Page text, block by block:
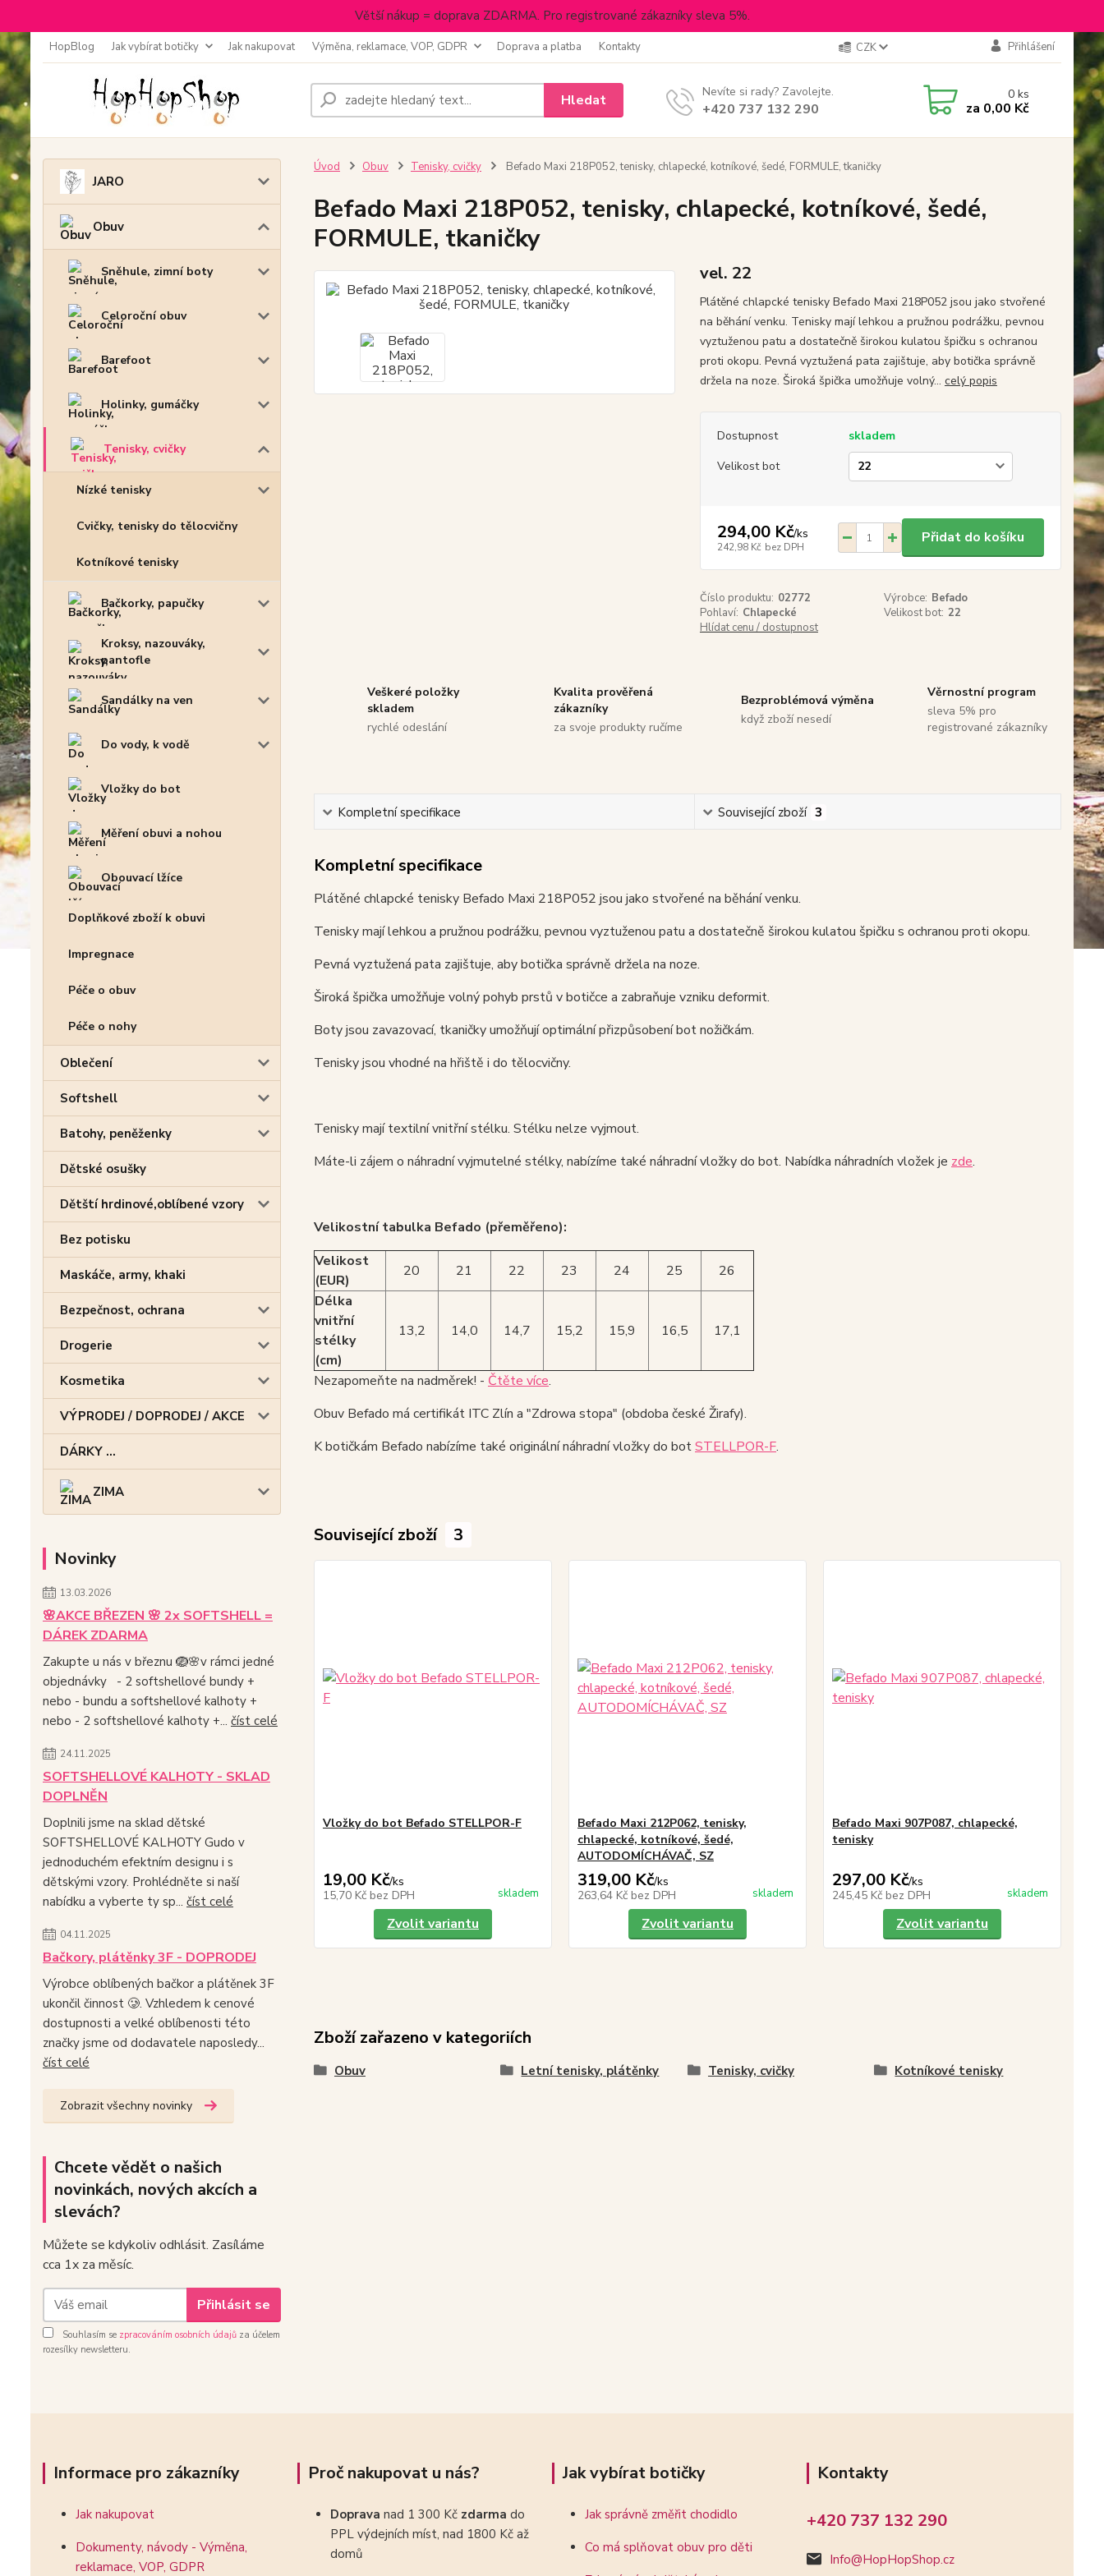
Větší nákup = doprava ZDARMA. Pro registrované zákazníky sleva 5%.
HopBlog Jak vybírat botičky Jak nakupovat Výměna, reklamace, VOP, GDPR Doprava a platba Kontakty CZK Přihlášení
Hledat Nevíte si rady? Zavolejte.
+420 737 132 290
0ks
za 0,00 Kč
JARO
Obuv
Sněhule, zimní boty
Celoroční obuv
Barefoot
Holinky, gumáčky
Tenisky, cvičky
Nízké tenisky
Cvičky, tenisky do tělocvičny
Kotníkové tenisky
Bačkorky, papučky
Kroksy, nazouváky,
pantofle
Sandálky na ven
Do vody, k vodě
Vložky do bot
Měření obuvi a nohou
Obouvací lžíce
Doplňkové zboží k obuvi
Impregnace
Péče o obuv
Péče o nohy
Oblečení
Softshell
Batohy, peněženky
Dětské osušky
Dětští hrdinové,oblíbené vzory
Bez potisku
Maskáče, army, khaki
Bezpečnost, ochrana
Drogerie
Kosmetika
VÝPRODEJ / DOPRODEJ / AKCE
DÁRKY ...
ZIMA
Novinky
13.03.2026
🌸AKCE BŘEZEN 🌸 2x SOFTSHELL =
DÁREK ZDARMA
Zakupte u nás v březnu 🪺🌸v rámci jedné
objednávky - 2 softshellové bundy +
nebo - bundu a softshellové kalhoty +
nebo - 2 softshellové kalhoty +... číst celé
24.11.2025
SOFTSHELLOVÉ KALHOTY - SKLAD
DOPLNĚN
Doplnili jsme na sklad dětské
SOFTSHELLOVÉ KALHOTY Gudo v
jednoduchém efektním designu i s
dětskými vzory. Prohlédněte si naší
nabídku a vyberte ty sp... číst celé
04.11.2025
Bačkory, plátěnky 3F - DOPRODEJ
Výrobce oblíbených bačkor a plátěnek 3F
ukončil činnost 🥲. Vzhledem k cenové
dostupnosti a velké oblíbenosti této
značky jsme od dodavatele naposledy...
číst celé
Zobrazit všechny novinky
Chcete vědět o našich
novinkách, nových akcích a
slevách?
Můžete se kdykoliv odhlásit. Zasíláme
cca 1x za měsíc.
Přihlásit se
Souhlasím se zpracováním osobních údajů za účelem
rozesílky newsletteru.
Úvod Obuv Tenisky, cvičky Befado Maxi 218P052, tenisky, chlapecké, kotníkové, šedé, FORMULE, tkaničky
Befado Maxi 218P052, tenisky, chlapecké, kotníkové, šedé,
FORMULE, tkaničky
vel. 22
Plátěné chlapcké tenisky Befado Maxi 218P052 jsou jako stvořené
na běhání venku. Tenisky mají lehkou a pružnou podrážku, pevnou
vyztuženou patu a dostatečně širokou kulatou špičku s ochranou
proti okopu. Pevná vyztužená pata zajištuje, aby botička správně
držela na noze. Široká špička umožňuje volný... celý popis
Dostupnost
skladem
Velikost bot
294,00 Kč/ks
242,98 Kč bez DPH
Přidat do košíku
Číslo produktu: 02772 Výrobce: Befado
Pohlaví: Chlapecké Velikost bot: 22
Hlídat cenu / dostupnost
Veškeré položky
skladem
rychlé odeslání
Kvalita prověřená
zákazníky
za svoje produkty ručíme
Bezproblémová výměna
když zboží nesedí
Věrnostní program
sleva 5% pro
registrované zákazníky
Kompletní specifikace Související zboží 3
Kompletní specifikace
Plátěné chlapcké tenisky Befado Maxi 218P052 jsou jako stvořené na běhání venku.
Tenisky mají lehkou a pružnou podrážku, pevnou vyztuženou patu a dostatečně širokou kulatou špičku s ochranou proti okopu.
Pevná vyztužená pata zajištuje, aby botička správně držela na noze.
Široká špička umožňuje volný pohyb prstů v botičce a zabraňuje vzniku deformit.
Boty jsou zavazovací, tkaničky umožňují optimální přizpůsobení bot nožičkám.
Tenisky jsou vhodné na hřiště i do tělocvičny.
Tenisky mají textilní vnitřní stélku. Stélku nelze vyjmout.
Máte-li zájem o náhradní vyjmutelné stélky, nabízíme také náhradní vložky do bot. Nabídka náhradních vložek je zde.
Velikostní tabulka Befado (přeměřeno):
Velikost
(EUR)
20 21 22 23 24 25
26
Délka
vnitřní
stélky
(cm)
13,2 14,0 14,7 15,2 15,9 16,5 17,1
Nezapomeňte na nadměrek! - Čtěte více.
Obuv Befado má certifikát ITC Zlín a "Zdrowa stopa" (obdoba české Žirafy).
K botičkám Befado nabízíme také originální náhradní vložky do botSTELLPOR-F.
Související zboží 3
Vložky do bot Befado STELLPOR-F
19,00 Kč/ks
15,70 Kč bez DPH skladem
Zvolit variantu
Befado Maxi 212P062, tenisky,
chlapecké, kotníkové, šedé,
AUTODOMÍCHÁVAČ, SZ
319,00 Kč/ks
263,64 Kč bez DPH skladem
Zvolit variantu
Befado Maxi 907P087, chlapecké,
tenisky
297,00 Kč/ks
245,45 Kč bez DPH skladem
Zvolit variantu
Zboží zařazeno v kategoriích
Obuv Letní tenisky, plátěnky Tenisky, cvičky Kotníkové tenisky
Informace pro zákazníky
Jak nakupovat
Dokumenty, návody - Výměna,
reklamace, VOP, GDPR
Proč nakupovat u nás?
Doprava nad 1 300 Kč zdarma do
PPL výdejních míst, nad 1800 Kč až
domů
Jak vybírat botičky
Jak správně změřit chodidlo
Co má splňovat obuv pro děti
Kontakty
+420 737 132 290
Info@HopHopShop.cz